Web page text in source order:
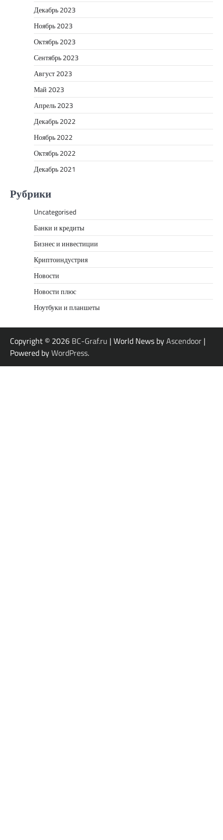
Декабрь 2023
Ноябрь 2023
Октябрь 2023
Сентябрь 2023
Август 2023
Май 2023
Апрель 2023
Декабрь 2022
Ноябрь 2022
Октябрь 2022
Декабрь 2021
Рубрики
Uncategorised
Банки и кредиты
Бизнес и инвестиции
Криптоиндустрия
Новости
Новости плюс
Ноутбуки и планшеты
Copyright © 2026 BC-Graf.ru | World News byAscendoor |
Powered byWordPress.